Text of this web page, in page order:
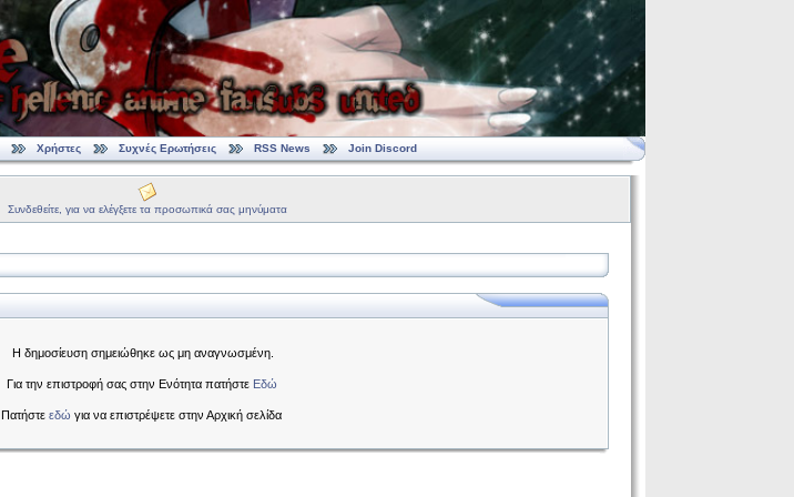
Χρήστες Συχνές Ερωτήσεις RSS News Join Discord
Συνδεθείτε, για να ελέγξετε τα προσωπικά σας μηνύματα
Η δημοσίευση σημειώθηκε ως μη αναγνωσμένη.
Για την επιστροφή σας στην Ενότητα πατήστε Εδώ
Πατήστε εδώ για να επιστρέψετε στην Αρχική σελίδα